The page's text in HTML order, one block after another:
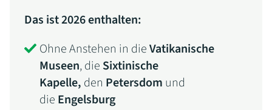
Das ist 2026 enthalten:
Ohne Anstehen in dieVatikanische
Museen, die Sixtinische
Kapelle, den Petersdom und
die Engelsburg